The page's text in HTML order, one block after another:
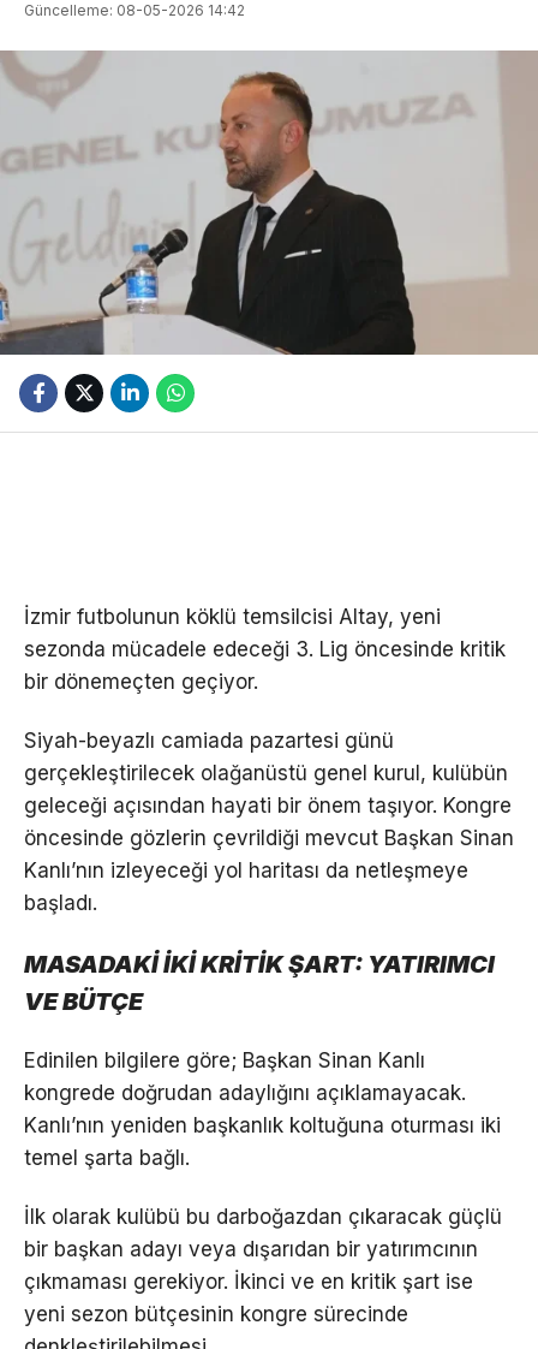
Güncelleme: 08-05-2026 14:42
İzmir futbolunun köklü temsilcisi Altay, yeni
sezonda mücadele edeceği 3. Lig öncesinde kritik
bir dönemeçten geçiyor.
Siyah-beyazlı camiada pazartesi günü
gerçekleştirilecek olağanüstü genel kurul, kulübün
geleceği açısından hayati bir önem taşıyor. Kongre
öncesinde gözlerin çevrildiği mevcut Başkan Sinan
Kanlı’nın izleyeceği yol haritası da netleşmeye
başladı.
MASADAKİ İKİ KRİTİK ŞART: YATIRIMCI
VE BÜTÇE
Edinilen bilgilere göre; Başkan Sinan Kanlı
kongrede doğrudan adaylığını açıklamayacak.
Kanlı’nın yeniden başkanlık koltuğuna oturması iki
temel şarta bağlı.
İlk olarak kulübü bu darboğazdan çıkaracak güçlü
bir başkan adayı veya dışarıdan bir yatırımcının
çıkmaması gerekiyor. İkinci ve en kritik şart ise
yeni sezon bütçesinin kongre sürecinde